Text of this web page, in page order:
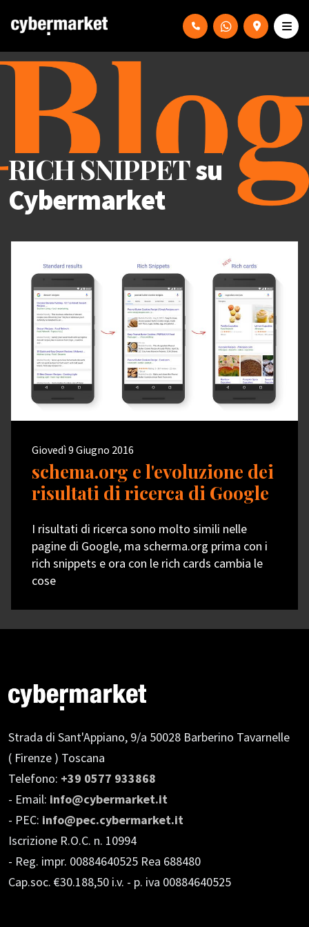
RICH SNIPPETsu
Cybermarket
Giovedì 9 Giugno 2016
schema.org e l'evoluzione dei
risultati di ricerca di Google
I risultati di ricerca sono molto simili nelle
pagine di Google, ma scherma.org prima con i
rich snippets e ora con le rich cards cambia le
cose
Strada di Sant'Appiano, 9/a 50028 Barberino Tavarnelle
( Firenze ) Toscana
Telefono: +39 0577 933868
- Email: info@cybermarket.it
- PEC: info@pec.cybermarket.it
Iscrizione R.O.C. n. 10994
- Reg. impr. 00884640525 Rea 688480
Cap.soc. €30.188,50 i.v. - p. iva 00884640525